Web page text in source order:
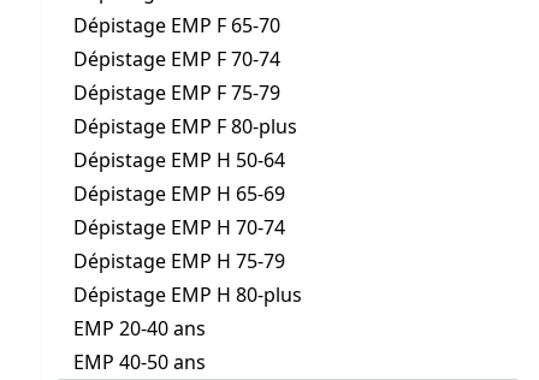
Dépistage EMP F 65-70
Dépistage EMP F 70-74
Dépistage EMP F 75-79
Dépistage EMP F 80-plus
Dépistage EMP H 50-64
Dépistage EMP H 65-69
Dépistage EMP H 70-74
Dépistage EMP H 75-79
Dépistage EMP H 80-plus
EMP 20-40 ans
EMP 40-50 ans